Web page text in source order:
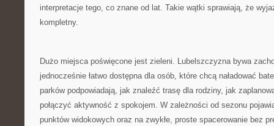
interpretacje tego, co znane od lat. Takie wątki sprawiają, że
kompletny.
Dużo miejsca poświęcone jest zieleni. Lubelszczyzna bywa
jednocześnie łatwo dostępna dla osób, które chcą naładować
parków podpowiadają, jak znaleźć trasę dla rodziny, jak
połączyć aktywność z spokojem. W zależności od sezonu
punktów widokowych oraz na zwykłe, proste spacerowanie bez